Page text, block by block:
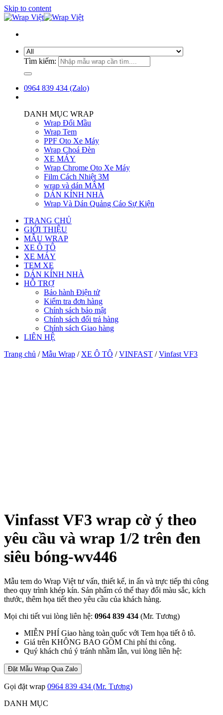
Skip to content
Tìm kiếm:
0964 839 434 (Zalo)
DANH MỤC WRAP
Wrap Đổi Mầu
Wrap Tem
PPF Oto Xe Máy
Wrap Choá Đèn
XE MÁY
Wrap Chrome Oto Xe Máy
Film Cách Nhiệt 3M
wrap và dán MÂM
DÁN KÍNH NHÀ
Wrap Và Dán Quảng Cáo Sự Kiện
TRANG CHỦ
GIỚI THIỆU
MẪU WRAP
XE Ô TÔ
XE MÁY
TEM XE
DÁN KÍNH NHÀ
HỖ TRỢ
Bảo hành Điện tử
Kiểm tra đơn hàng
Chính sách bảo mật
Chính sách đổi trả hàng
Chính sách Giao hàng
LIÊN HỆ
Trang chủ / Mẫu Wrap / XE Ô TÔ / VINFAST / Vinfast VF3
Vinfasst VF3 wrap cờ ý theo
yêu cầu và wrap 1/2 trên đen
siêu bóng-wv446
Mẫu tem do Wrap Việt tư vấn, thiết kế, in ấn và trực tiếp thi công
theo quy trình khép kín. Sản phẩm có thể thay đổi màu sắc, kích
thước, thêm họa tiết theo yêu cầu của khách hàng.
Mọi chi tiết vui lòng liên hệ: 0964 839 434 (Mr. Tương)
MIỄN PHÍ Giao hàng toàn quốc với Tem họa tiết ô tô.
Giá trên KHÔNG BAO GỒM Chi phí thi công.
Quý khách chú ý tránh nhầm lẫn, vui lòng liên hệ:
Đặt Mẫu Wrap Qua Zalo
Gọi đặt wrap 0964 839 434 (Mr. Tương)
DANH MỤC